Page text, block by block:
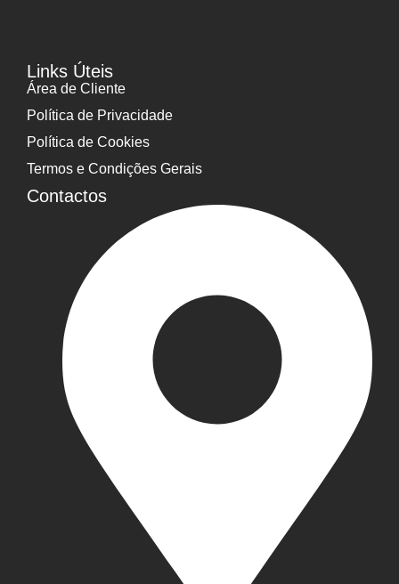
Links Úteis
Área de Cliente
Política de Privacidade
Política de Cookies
Termos e Condições Gerais
Contactos